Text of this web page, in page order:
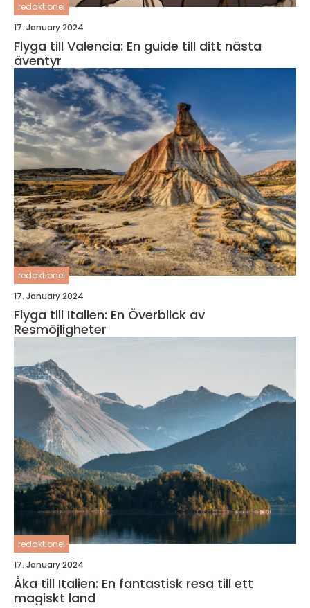
redaktionel
17. January 2024
Flyga till Valencia: En guide till ditt nästa
äventyr
redaktionel
17. January 2024
Flyga till Italien: En Överblick av
Resmöjligheter
redaktionel
17. January 2024
Åka till Italien: En fantastisk resa till ett
magiskt land